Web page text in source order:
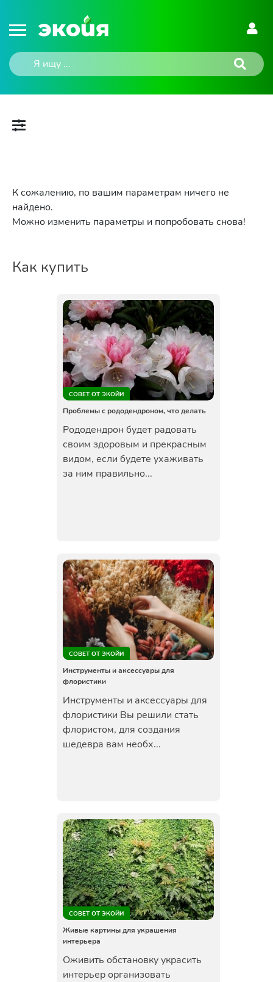
К сожалению, по вашим параметрам ничего не
найдено.
Можно изменить параметры и попробовать снова!
Как купить
СОВЕТ ОТ ЭКОЙИ
Проблемы с рододендроном, что делать
Рододендрон будет радовать
своим здоровым и прекрасным
видом, если будете ухаживать
за ним правильно...
СОВЕТ ОТ ЭКОЙИ
Инструменты и аксессуары для
флористики
Инструменты и аксессуары для
флористики Вы решили стать
флористом, для создания
шедевра вам необх...
СОВЕТ ОТ ЭКОЙИ
Живые картины для украшения
интерьера
Оживить обстановку украсить
интерьер организовать